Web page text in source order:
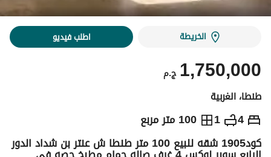
الخريطة اطلب فيديو
ج.م 1,750,000
طنطا، الغربية
4
1 100 متر مربع ج.م 1,750,000
التفاصيل الاتجاهات والمؤشرات رهن عقاري
كود1905 شقه للبيع 100 متر طنطا ش عنتر بن شداد الدور